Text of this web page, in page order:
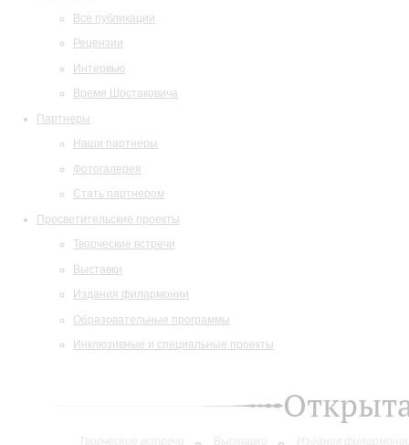
Все публикации
Рецензии
Интервью
Время Шостаковича
Партнеры
Наши партнеры
Фотогалерея
Стать партнером
Просветительские проекты
Творческие встречи
Выставки
Издания филармонии
Образовательные программы
Инклюзивные и специальные проекты
Творческие встречи Выставки Издания